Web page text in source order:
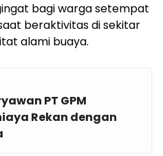
bagi warga setempat
beraktivitas di sekitar
alami buaya.
PT GPM
Rekan dengan